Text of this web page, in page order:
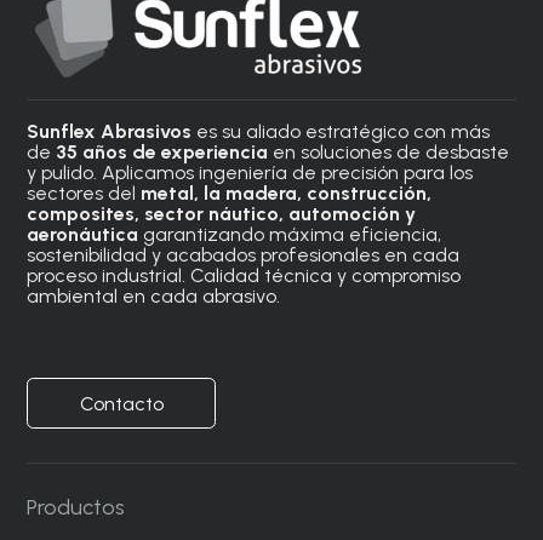
Sunflex Abrasivos es su aliado estratégico con más
de 35 años de experiencia en soluciones de desbaste
y pulido. Aplicamos ingeniería de precisión para los
sectores del metal, la madera, construcción,
composites, sector náutico, automoción y
aeronáutica garantizando máxima eficiencia,
sostenibilidad y acabados profesionales en cada
proceso industrial. Calidad técnica y compromiso
ambiental en cada abrasivo.
Contacto
Productos